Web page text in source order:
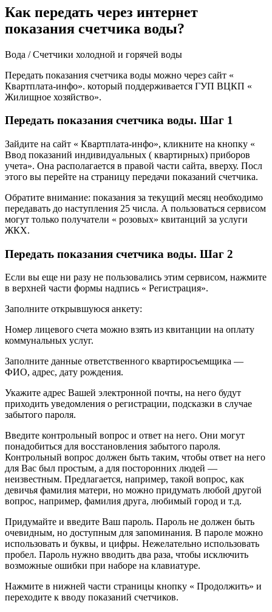
Как передать через интернет
показания счетчика воды?
Вода / Счетчики холодной и горячей воды
Передать показания счетчика воды можно через сайт «
Квартплата-инфо». который поддерживается ГУП ВЦКП «
Жилищное хозяйство».
Передать показания счетчика воды. Шаг 1
Зайдите на сайт « Квартплата-инфо», кликните на кнопку «
Ввод показаний индивидуальных ( квартирных) приборов
учета». Она располагается в правой части сайта, вверху. Посл
этого вы перейте на страницу передачи показаний счетчика.
Обратите внимание: показания за текущий месяц необходимо
передавать до наступления 25 числа. А пользоваться сервисом
могут только получатели « розовых» квитанций за услуги
ЖКХ.
Передать показания счетчика воды. Шаг 2
Если вы еще ни разу не пользовались этим сервисом, нажмите
в верхней части формы надпись « Регистрация».
Заполните открывшуюся анкету:
Номер лицевого счета можно взять из квитанции на оплату
коммунальных услуг.
Заполните данные ответственного квартиросъемщика —
ФИО, адрес, дату рождения.
Укажите адрес Вашей электронной почты, на него будут
приходить уведомления о регистрации, подсказки в случае
забытого пароля.
Введите контрольный вопрос и ответ на него. Они могут
понадобиться для восстановления забытого пароля.
Контрольный вопрос должен быть таким, чтобы ответ на него
для Вас был простым, а для посторонних людей —
неизвестным. Предлагается, например, такой вопрос, как
девичья фамилия матери, но можно придумать любой другой
вопрос, например, фамилия друга, любимый город и т.д.
Придумайте и введите Ваш пароль. Пароль не должен быть
очевидным, но доступным для запоминания. В пароле можно
использовать и буквы, и цифры. Нежелательно использовать
пробел. Пароль нужно вводить два раза, чтобы исключить
возможные ошибки при наборе на клавиатуре.
Нажмите в нижней части страницы кнопку « Продолжить» и
переходите к вводу показаний счетчиков.